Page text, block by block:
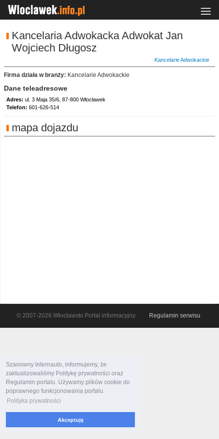
Szanowny Internauto, informujemy, że
zaktualizowaliśmy Politykę prywatności oraz
Regulamin portalu. Używamy plików cookie do
poprawnego funkcjonowania portalu.
Polityka prywatności
Akceptuję
Kancelaria Adwokacka Adwokat Jan
Wojciech Długosz
Kancelarie Adwokackie
Firma działa w branży: Kancelarie Adwokackie
Dane teleadresowe
Adres: ul. 3 Maja 35/6, 87-800 Włocławek
Telefon: 601-626-514
mapa dojazdu
© 2007-2026 Włocławski Portal informacyjny Regulamin serwisu